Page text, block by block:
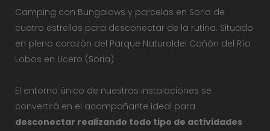
Camping con Bungalows y parcelas en Soria de
cuatro estrellas para desconectar de la rutina. Situado
en pleno corazón del Parque Naturaldel Cañón del Río
Lobos en Ucero (Soria)
El entorno único de nuestras instalaciones se
convertirá en el acompañante ideal para
desconectar realizando todo tipo de actividades